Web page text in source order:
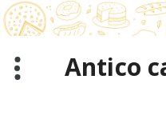
Salta
al
contenuto
Antico